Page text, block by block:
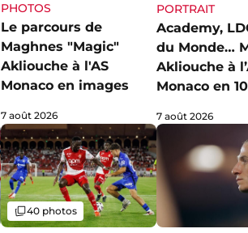
PHOTOS
Le parcours de
Maghnes "Magic"
Akliouche à l'AS
Monaco en images
7 août 2026
PORTRAIT
Academy,
du Monde…
Akliouche à
Monaco en
7 août 2026
Galerie
40 photos